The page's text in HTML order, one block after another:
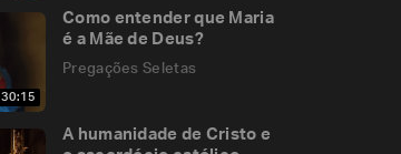
30:15
Como entender que Maria
é a Mãe de Deus?
Pregações Seletas
A humanidade de Cristo e